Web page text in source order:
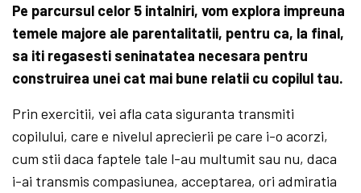
Pe parcursul celor 5 intalniri, vom explora impreuna
temele majore ale parentalitatii, pentru ca, la final,
sa iti regasesti seninatatea necesara pentru
construirea unei cat mai bune relatii cu copilul tau.
Prin exercitii, vei afla cata siguranta transmiti
copilului, care e nivelul aprecierii pe care i-o acorzi,
cum stii daca faptele tale l-au multumit sau nu, daca
i-ai transmis compasiunea, acceptarea, ori admiratia